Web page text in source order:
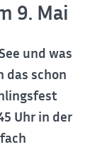
9. Mai
und was
das schon
Uhr in der